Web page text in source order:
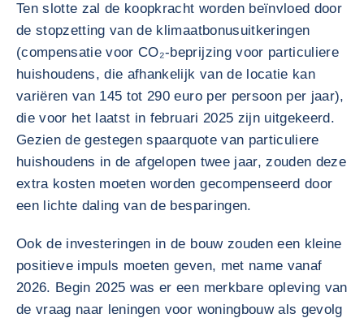
Ten slotte zal de koopkracht worden beïnvloed door
de stopzetting van de klimaatbonusuitkeringen
(compensatie voor CO₂-beprijzing voor particuliere
huishoudens, die afhankelijk van de locatie kan
variëren van 145 tot 290 euro per persoon per jaar),
die voor het laatst in februari 2025 zijn uitgekeerd.
Gezien de gestegen spaarquote van particuliere
huishoudens in de afgelopen twee jaar, zouden deze
extra kosten moeten worden gecompenseerd door
een lichte daling van de besparingen.
Ook de investeringen in de bouw zouden een kleine
positieve impuls moeten geven, met name vanaf
2026. Begin 2025 was er een merkbare opleving van
de vraag naar leningen voor woningbouw als gevolg